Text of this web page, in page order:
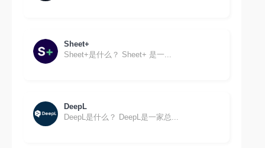
Sheet+
Sheet+是什么？ Sheet+ 是一...
DeepL
DeepL是什么？ DeepL是一家总...